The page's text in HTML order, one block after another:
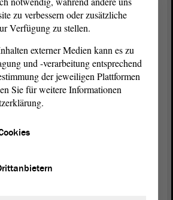
Regierung sind
Sachsen-Anhalt.
zu verbessern oder zusätzliche
Verfügung zu stellen.
externer Medien kann es zu
und -verarbeitung entsprechend
der jeweiligen Plattformen
Sie für weitere Informationen